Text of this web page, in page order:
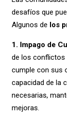
desafíos que
Algunos de los
1. Impago de
de los conflictos
cumple con sus
capacidad de la
necesarias,
mejoras.